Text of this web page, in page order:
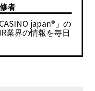
者
japan®」の
業界の情報を毎日